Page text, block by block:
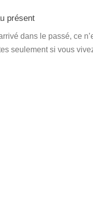
présent
dans le passé, ce
seulement si vous